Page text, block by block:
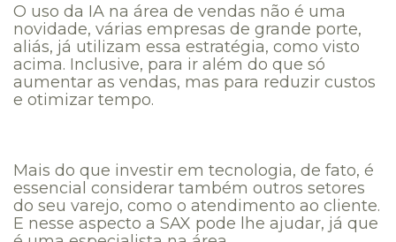
O uso da IA na área de vendas não é uma
novidade, várias empresas de grande porte,
aliás, já utilizam essa estratégia, como visto
acima. Inclusive, para ir além do que só
aumentar as vendas, mas para reduzir custos
e otimizar tempo.
Mais do que investir em tecnologia, de fato, é
essencial considerar também outros setores
do seu varejo, como o atendimento ao cliente.
E nesse aspecto a SAX pode lhe ajudar, já que